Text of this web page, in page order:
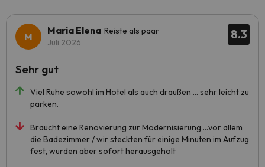
8.3
Maria Elena Reiste als paar
Juli 2026
Viel Ruhe sowohl im Hotel als auch draußen … sehr leicht zu
parken.
Braucht eine Renovierung zur Modernisierung …vor allem
die Badezimmer / wir steckten für einige Minuten im Aufzug
fest, wurden aber sofort herausgeholt
Sehr gut